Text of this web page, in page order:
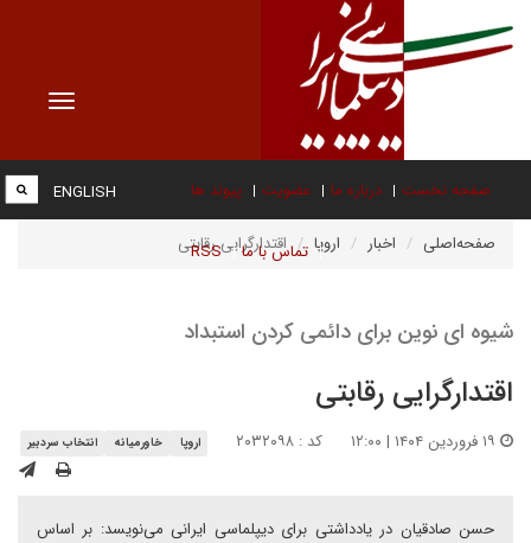
Toggle
صفحه نخست درباره ما عضویت پیوند ها
تماس با ما RSS
ENGLISH
صفحه‌اصلی اخبار اروپا اقتدارگرایی رقابتی
شیوه ای نوین برای دائمی کردن استبداد
اقتدارگرایی رقابتی
کد : ۲۰۳۲۰۹۸ اروپا خاورمیانه انتخاب سردبیر
حسن صادقیان در یادداشتی برای دیپلماسی ایرانی می‌نویسد: بر اساس